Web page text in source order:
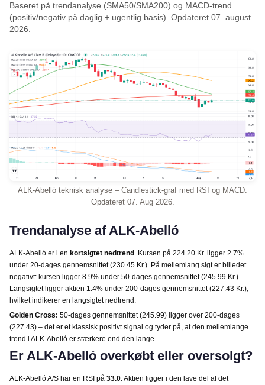
Baseret på trendanalyse (SMA50/SMA200) og MACD-trend
(positiv/negativ på daglig + ugentlig basis). Opdateret 07. august
2026.
ALK-Abelló teknisk analyse – Candlestick-graf med RSI og MACD.
Opdateret 07. Aug 2026.
Trendanalyse af ALK-Abelló
ALK-Abelló er i en kortsigtet nedtrend . Kursen på 224.20 Kr. ligger 2.7%
under 20-dages gennemsnittet (230.45 Kr.). På mellemlang sigt er billedet
negativt: kursen ligger 8.9% under 50-dages gennemsnittet (245.99 Kr.).
Langsigtet ligger aktien 1.4% under 200-dages gennemsnittet (227.43 Kr.),
hvilket indikerer en langsigtet nedtrend.
Golden Cross: 50-dages gennemsnittet (245.99) ligger over 200-dages
(227.43) – det er et klassisk positivt signal og tyder på, at den mellemlange
trend i ALK-Abelló er stærkere end den lange.
Er ALK-Abelló overkøbt eller oversolgt?
ALK-Abelló A/S har en RSI på 33.0 . Aktien ligger i den lave del af det